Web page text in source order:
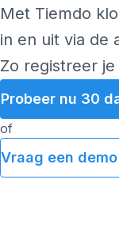
Met Tiemdo
in en uit via de
Zo registreer
Probeer nu 30
of
Vraag een